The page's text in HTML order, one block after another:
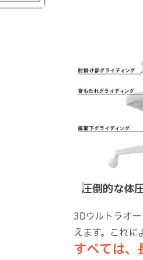
圧倒的な体
3Dウルトラオ
えます。これに
すべては、